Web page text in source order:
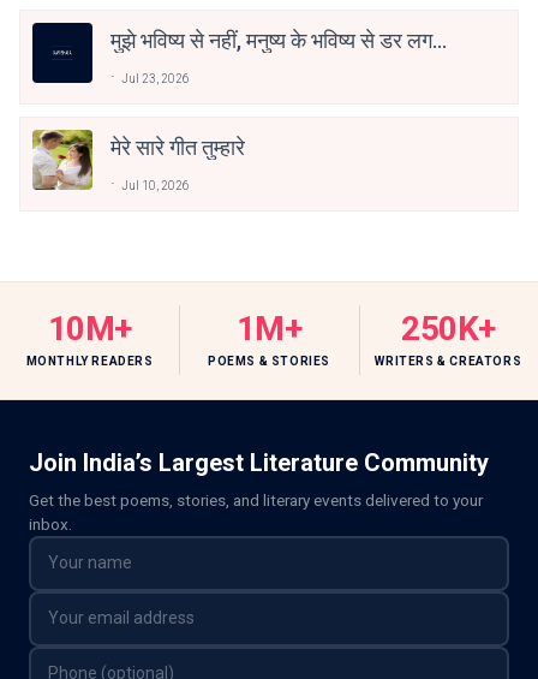
मुझे भविष्य से नहीं, मनुष्य के भविष्य से डर लगता
Jul 23, 2026
मेरे सारे गीत तुम्हारे
Jul 10, 2026
10M+
MONTHLY READERS
1M+
POEMS & STORIES
250K+
WRITERS & CREATORS
Join India’s Largest Literature Community
Get the best poems, stories, and literary events delivered to your
inbox.